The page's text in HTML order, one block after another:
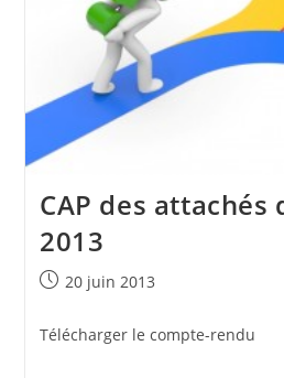
CAP des attachés
2013
Publication
20 juin 2013
Télécharger le compte-rendu